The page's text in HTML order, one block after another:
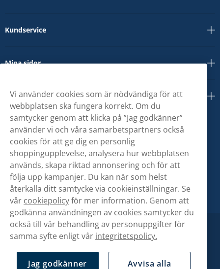
Kundservice
Mina sidor
Om oss
Vi använder cookies som är nödvändiga för att
webbplatsen ska fungera korrekt. Om du
samtycker genom att klicka på ”Jag godkänner”
använder vi och våra samarbetspartners också
cookies för att ge dig en personlig
shoppingupplevelse, analysera hur webbplatsen
används, skapa riktad annonsering och för att
följa upp kampanjer. Du kan när som helst
återkalla ditt samtycke via cookieinställningar. Se
vår cookiepolicyför mer information. Genom att
godkänna användningen av cookies samtycker du
också till vår behandling av personuppgifter för
samma syfte enligt vår integritetspolicy.
Jag godkänner Avvisa alla